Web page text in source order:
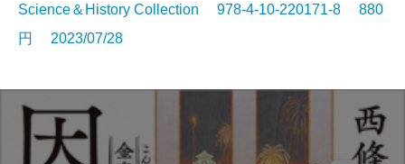
Science＆History Collection 978-4-10-220171-8 880
円 2023/07/28